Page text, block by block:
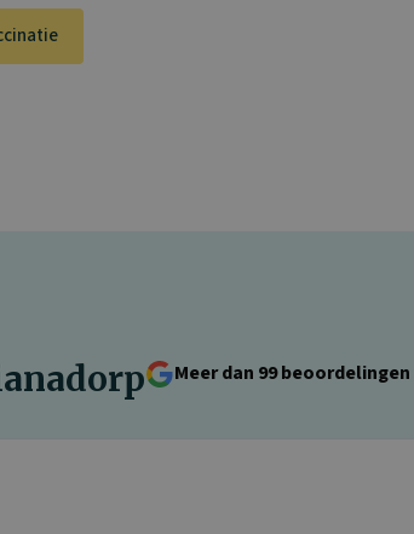
Meer dan 99 beoordelingen